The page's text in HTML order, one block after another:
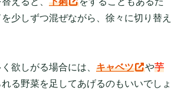
少しずつ混ぜながら、徐々に切り替え
欲しがる場合には、 キャベツ や芋
る野菜を足してあげるのもいいでしょ